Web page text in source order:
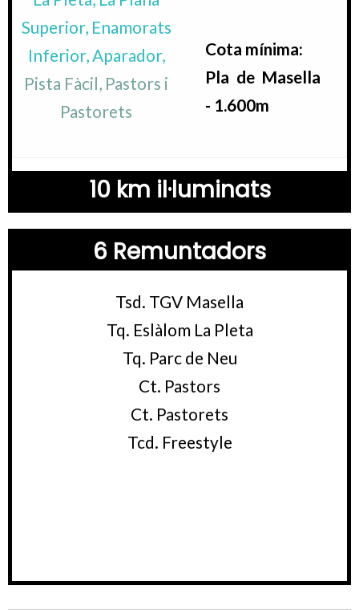
Superior, Enamorats
Inferior, Aparador,
Pista Fàcil, Pastors i
Pastorets
Cota mínima:
Pla de Masella
- 1.600m
10 km il·luminats
6 Remuntadors
Tsd. TGV Masella
Tq. Eslàlom La Pleta
Tq. Parc de Neu
Ct. Pastors
Ct. Pastorets
Tcd. Freestyle